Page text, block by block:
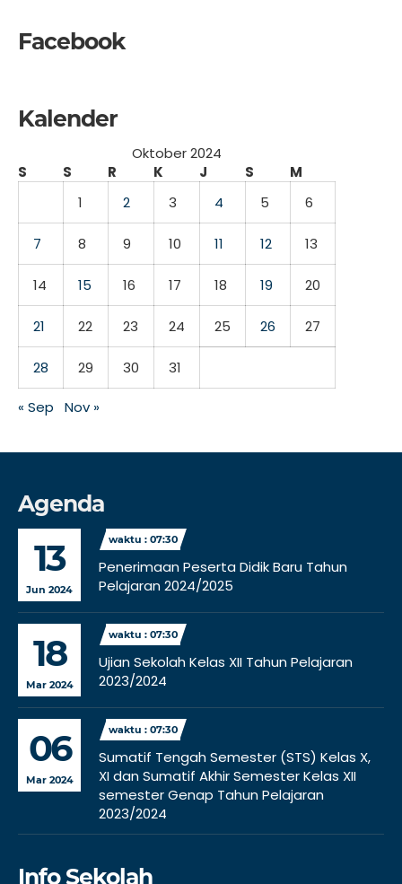
Facebook
Kalender
Oktober 2024
S
S R K J S
M
1
2 3 4 5 6
7 8 9 10 11 12 13
14 15 16 17 18 19 20
21 22 23 24 25 26 27
28 29 30 31
« Sep Nov »
Agenda
13
Jun 2024
waktu : 07:30
Penerimaan Peserta Didik Baru Tahun
Pelajaran 2024/2025
18
Mar 2024
waktu : 07:30
Ujian Sekolah Kelas XII Tahun Pelajaran
2023/2024
06
Mar 2024
waktu : 07:30
Sumatif Tengah Semester (STS) Kelas X,
XI dan Sumatif Akhir Semester Kelas XII
semester Genap Tahun Pelajaran
2023/2024
Info Sekolah